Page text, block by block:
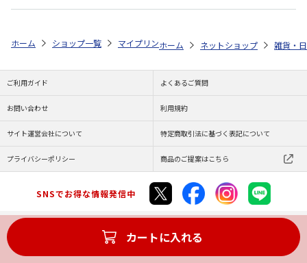
カートに入れる
ホーム ショップ一覧 マイプリント シルエットプレート【マルチ
ホーム ネットショップ 雑貨・
ご利用ガイド よくあるご質問
お問い合わせ 利用規約
サイト運営会社について 特定商取引法に基づく表記について
プライバシーポリシー 商品のご提案はこちら
SNSでお得な情報発信中